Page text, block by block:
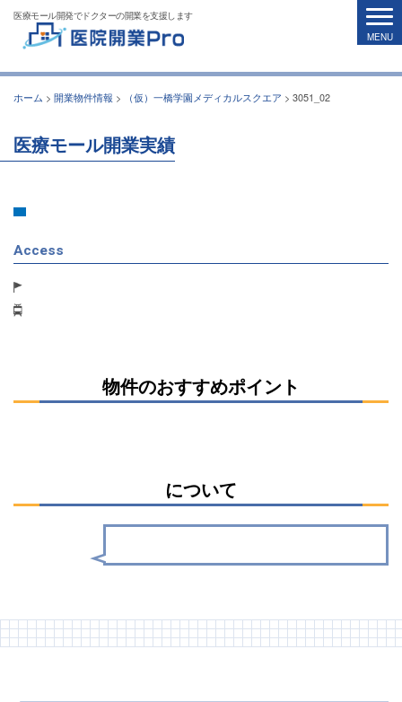
医療モール開発でドクターの開業を支援します
ホーム > 開業物件情報 > （仮）一橋学園メディカルスクエア > 3051_02
医療モール開業実績
Access
物件のおすすめポイント
について